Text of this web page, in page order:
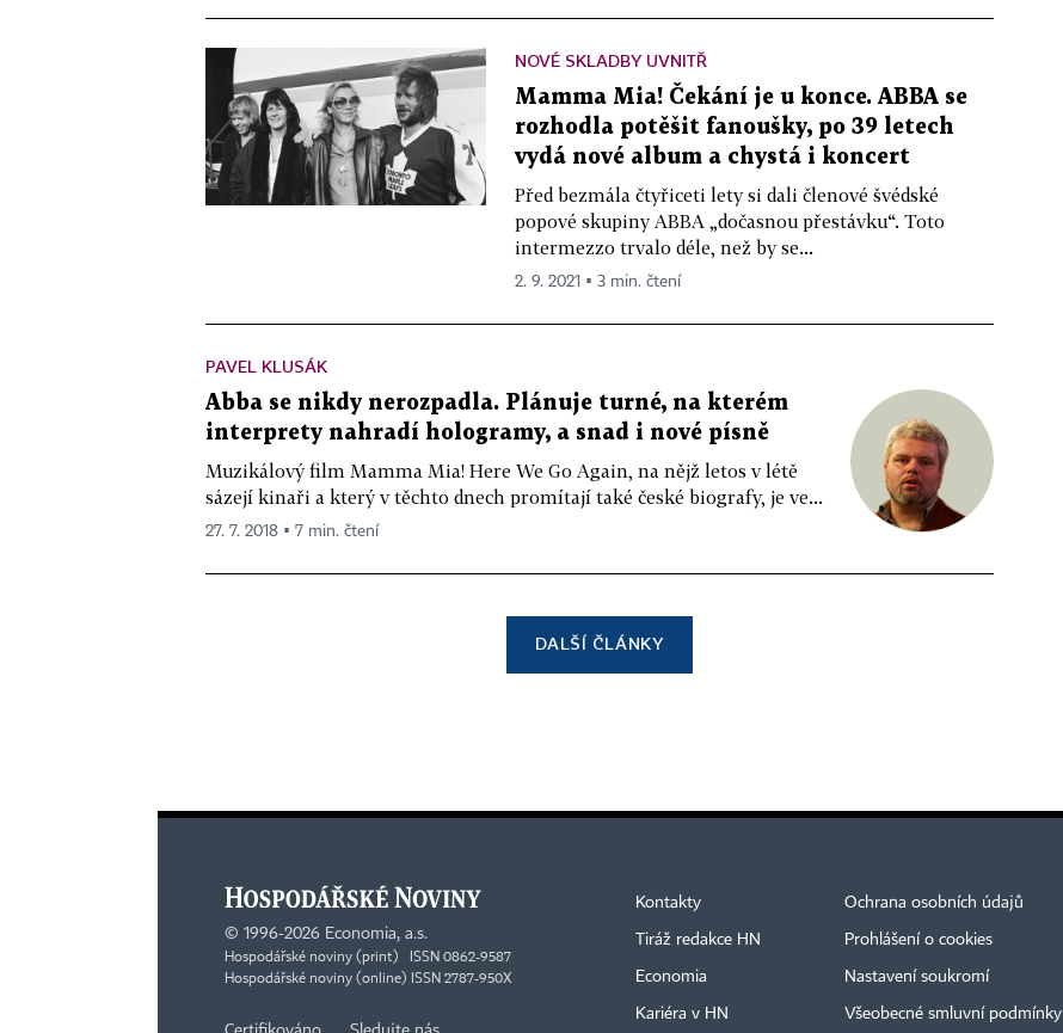
NOVÉ SKLADBY UVNITŘ
Mamma Mia! Čekání je u konce. ABBA se
rozhodla potěšit fanoušky, po 39 letech
vydá nové album a chystá i koncert
Před bezmála čtyřiceti lety si dali členové švédské
popové skupiny ABBA „dočasnou přestávku“. Toto
intermezzo trvalo déle, než by se...
2. 9. 2021 ▪ 3 min. čtení
PAVEL KLUSÁK
Abba se nikdy nerozpadla. Plánuje turné, na kterém
interprety nahradí hologramy, a snad i nové písně
Muzikálový film Mamma Mia! Here We Go Again, na nějž letos v létě
sázejí kinaři a který v těchto dnech promítají také české biografy, je ve...
27. 7. 2018 ▪ 7 min. čtení
DALŠÍ ČLÁNKY
© 1996-2026 Economia, a.s.
Hospodářské noviny (print) ISSN 0862-9587
Hospodářské noviny (online) ISSN 2787-950X
Kontakty
Tiráž redakce HN
Economia
Kariéra v HN
Ochrana osobních údajů
Prohlášení o cookies
Nastavení soukromí
Všeobecné smluvní podmínky